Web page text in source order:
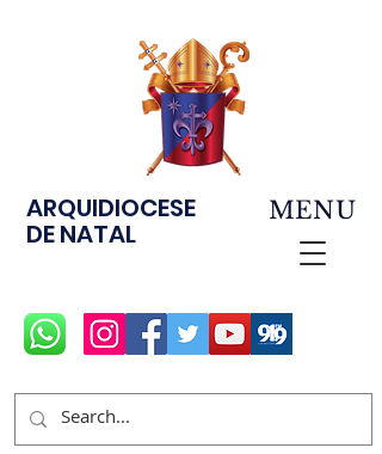
ARQUIDIOCESE
DE NATAL
MENU